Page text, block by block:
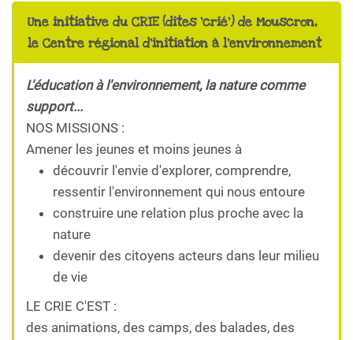
Une initiative du CRIE (dites 'crié') de Mouscron,
le Centre régional d'initiation à l'environnement
L'éducation à l'environnement, la nature comme
support...
NOS MISSIONS :
Amener les jeunes et moins jeunes à
découvrir l'envie d'explorer, comprendre,
ressentir l'environnement qui nous entoure
construire une relation plus proche avec la
nature
devenir des citoyens acteurs dans leur milieu
de vie
LE CRIE C'EST :
des animations, des camps, des balades, des